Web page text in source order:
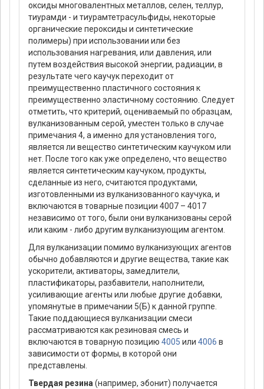
оксиды многовалентных металлов, селен, теллур,
тиурамди - и тиурамтетрасульфиды, некоторые
органические пероксиды и синтетические
полимеры) при использовании или без
использования нагревания, или давления, или
путем воздействия высокой энергии, радиации, в
результате чего каучук переходит от
преимущественно пластичного состояния к
преимущественно эластичному состоянию. Следует
отметить, что критерий, оцениваемый по образцам,
вулканизованным серой, уместен только в случае
примечания 4, а именно для установления того,
является ли вещество синтетическим каучуком или
нет. После того как уже определено, что вещество
является синтетическим каучуком, продукты,
сделанные из него, считаются продуктами,
изготовленными из вулканизованного каучука, и
включаются в товарные позиции 4007 – 4017
независимо от того, были они вулканизованы серой
или каким - либо другим вулканизующим агентом.
Для вулканизации помимо вулканизующих агентов
обычно добавляются и другие вещества, такие как
ускорители, активаторы, замедлители,
пластификаторы, разбавители, наполнители,
усиливающие агенты или любые другие добавки,
упомянутые в примечании 5(Б) к данной группе.
Такие поддающиеся вулканизации смеси
рассматриваются как резиновая смесь и
включаются в товарную позицию 4005 или 4006 в
зависимости от формы, в которой они
представлены.
Твердая резина (например, эбонит) получается